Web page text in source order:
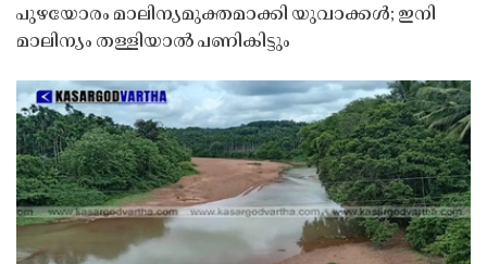
പുഴയോരം മാലിന്യമുക്തമാക്കി യുവാക്കൾ; ഇനി
മാലിന്യം തള്ളിയാൽ പണികിട്ടും